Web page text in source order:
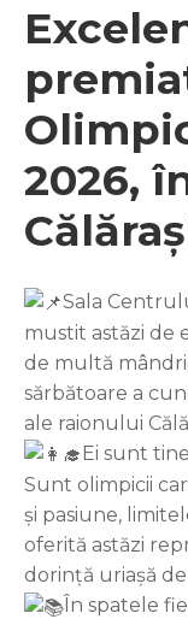
2026,
Sala
mustit astăzi de
de multă
sărbătoare a
ale raionului
Ei sunt
Sunt olimpicii
și pasiune,
oferită astăzi
dorință uriașă
În spatele